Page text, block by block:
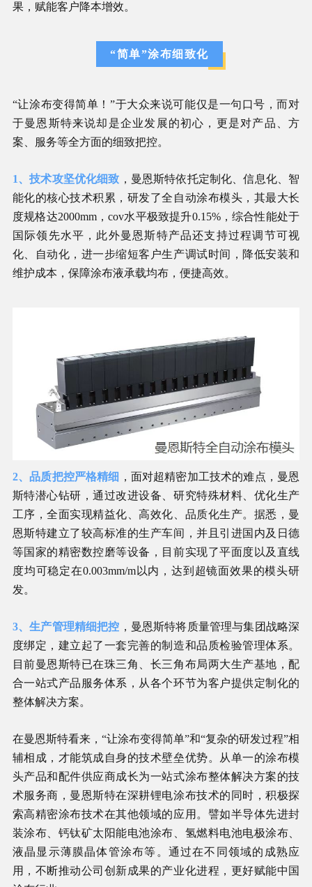
果，赋能客户降本增效。
“简单”涂布细致化
“让涂布变得简单！”于大众来说可能仅是一句口号，而对
于曼恩斯特来说却是企业发展的初心，更是对产品、方
案、服务等全方面的细致把控。
1、技术攻坚优化细致 ，曼恩斯特依托定制化、信息化、智
能化的核心技术积累，研发了全自动涂布模头，其最大长
度规格达2000mm，cov水平极致提升0.15%，综合性能处于
国际领先水平，此外曼恩斯特产品还支持过程调节可视
化、自动化，进一步缩短客户生产调试时间，降低安装和
维护成本，保障涂布液承载均布，便捷高效。
2、品质把控严格精细 ，面对超精密加工技术的难点，曼恩
斯特潜心钻研，通过改进设备、研究特殊材料、优化生产
工序，全面实现精益化、高效化、品质化生产。据悉，曼
恩斯特建立了较高标准的生产车间，并且引进国内及日德
等国家的精密数控磨等设备，目前实现了平面度以及直线
度均可稳定在0.003mm/m以内，达到超镜面效果的模头研
发。
3、生产管理精细把控 ，曼恩斯特将质量管理与集团战略深
度绑定，建立起了一套完善的制造和品质检验管理体系。
目前曼恩斯特已在珠三角、长三角布局两大生产基地，配
合一站式产品服务体系，从各个环节为客户提供定制化的
整体解决方案。
在曼恩斯特看来，“让涂布变得简单”和“复杂的研发过程”相
辅相成，才能筑成自身的技术壁垒优势。从单一的涂布模
头产品和配件供应商成长为一站式涂布整体解决方案的技
术服务商，曼恩斯特在深耕锂电涂布技术的同时，积极探
索高精密涂布技术在其他领域的应用。譬如半导体先进封
装涂布、钙钛矿太阳能电池涂布、氢燃料电池电极涂布、
液晶显示薄膜晶体管涂布等。通过在不同领域的成熟应
用，不断推动公司创新成果的产业化进程，更好赋能中国